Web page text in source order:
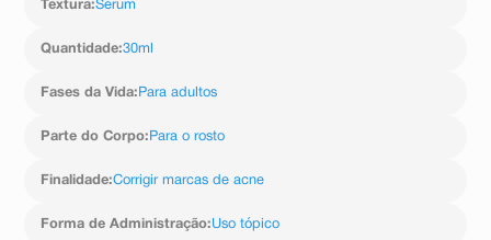
Textura:Sérum
Quantidade:30ml
Fases da Vida: Para adultos
Parte do Corpo: Para o rosto
Finalidade:Corrigir marcas de acne
Forma de Administração:Uso tópico